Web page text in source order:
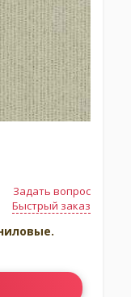
Задать вопрос
Быстрый заказ